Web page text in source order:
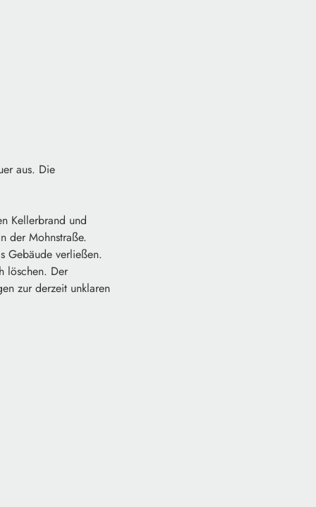
aus. Die
Kellerbrand und
der Mohnstraße.
Gebäude verließen.
löschen. Der
zur derzeit unklaren